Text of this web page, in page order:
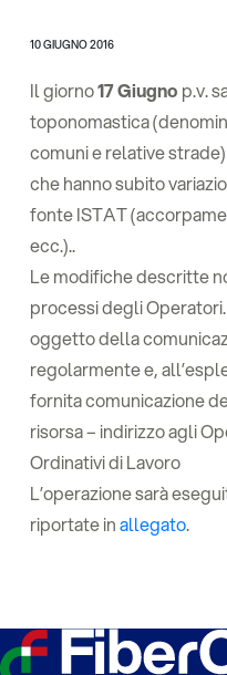
10 GIUGNO 2016
Il giorno17 Giugno p.v.
toponomastica
comuni e relative
che hanno subito
fonte ISTAT
ecc.)..
Le modifiche descritte
processi degli
oggetto della
regolarmente e,
fornita comunicazione
risorsa – indirizzo agli
Ordinativi di Lavoro
L’operazione sarà
riportate inallegato.